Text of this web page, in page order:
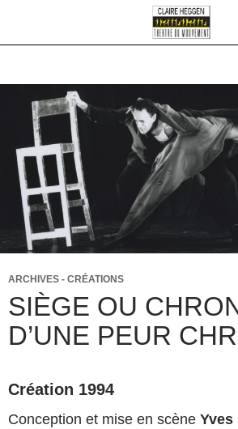
CONTENU
ARCHIVES - CRÉATIONS
SIÈGE OU
D’UNE PEUR
Création 1994
Conception et mise en scène Yves